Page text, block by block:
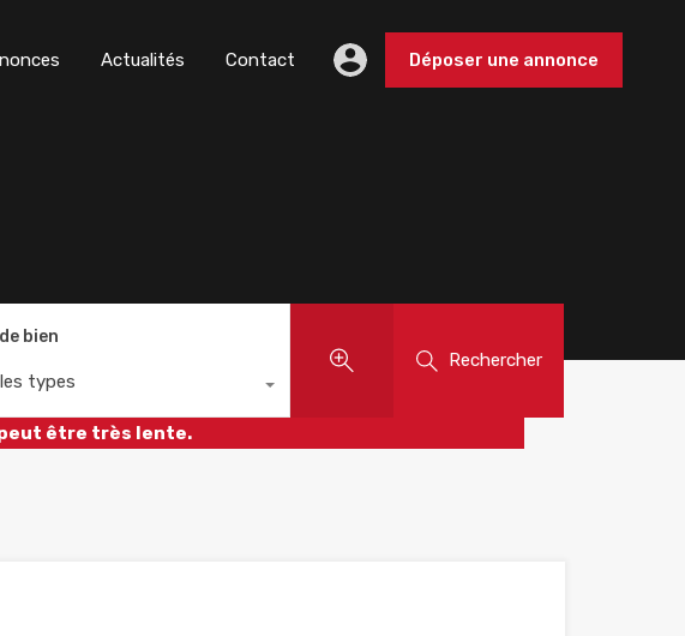
Actualités Contact Déposer une annonce
bien
types
Rechercher
être très lente.